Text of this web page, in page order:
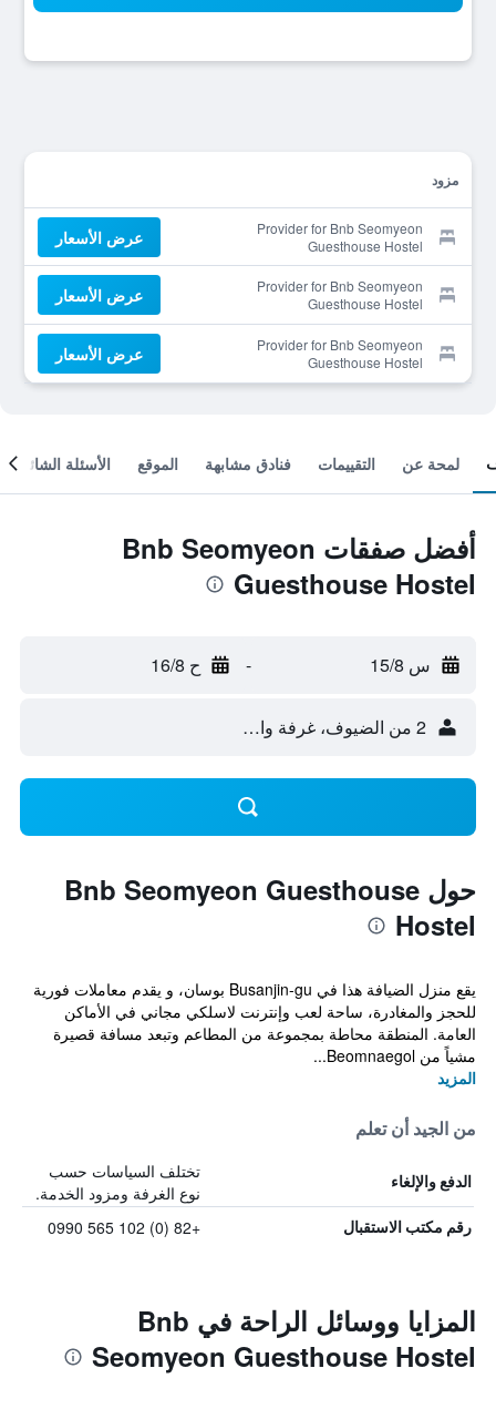
مزود
Provider for Bnb Seomyeon
Guesthouse Hostel
عرض الأسعار
Provider for Bnb Seomyeon
Guesthouse Hostel
عرض الأسعار
Provider for Bnb Seomyeon
Guesthouse Hostel
عرض الأسعار
لمحة عن التقييمات فنادق مشابهة الموقع الأسئلة الشائعة
أفضل صفقات Bnb Seomyeon
Guesthouse Hostel
س 15/8 - ح 16/8
2 من الضيوف، غرفة واحدة
حول Bnb Seomyeon Guesthouse
Hostel
يقع منزل الضيافة هذا في Busanjin-gu بوسان، و يقدم معاملات فورية
للحجز والمغادرة، ساحة لعب وإنترنت لاسلكي مجاني في الأماكن
العامة. المنطقة محاطة بمجموعة من المطاعم وتبعد مسافة قصيرة
مشياً من Beomnaegol...
المزيد
من الجيد أن تعلم
الدفع والإلغاء
تختلف السياسات حسب
نوع الغرفة ومزود الخدمة.
رقم مكتب الاستقبال +82 (0) 102 565 0990
المزايا ووسائل الراحة في Bnb
Seomyeon Guesthouse Hostel